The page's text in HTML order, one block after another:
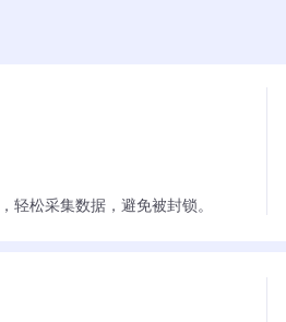
轻松采集数据，避免被封锁。